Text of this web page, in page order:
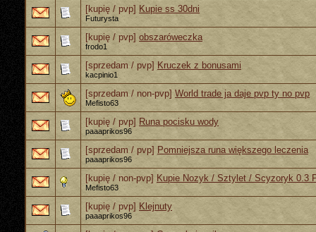
[kupię / pvp] Kupie ss 30dni
Futurysta
[kupię / pvp] obszaróweczka
frodo1
[sprzedam / pvp] Kruczek z bonusami
kacpinio1
[sprzedam / non-pvp] World trade ja daje pvp ty no pvp
Mefisto63
[kupię / pvp] Runa pocisku wody
paaaprikos96
[sprzedam / pvp] Pomniejsza runa większego leczenia
paaaprikos96
[kupię / non-pvp] Kupie Nozyk / Sztylet / Scyzoryk 0.3
Mefisto63
[kupię / pvp] Klejnuty
paaaprikos96